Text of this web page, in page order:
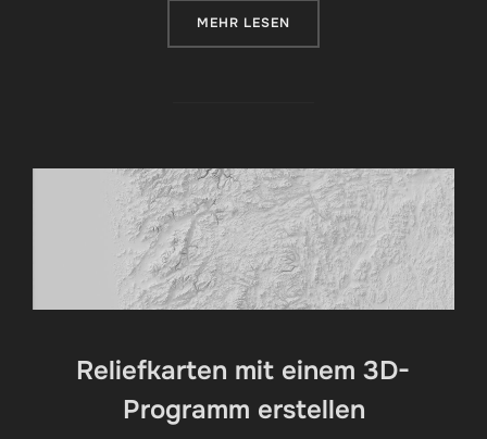
MEHR ÜBER „ERSTELLEN EINER
LESEN
Reliefkarten mit einem 3D-
Programm erstellen